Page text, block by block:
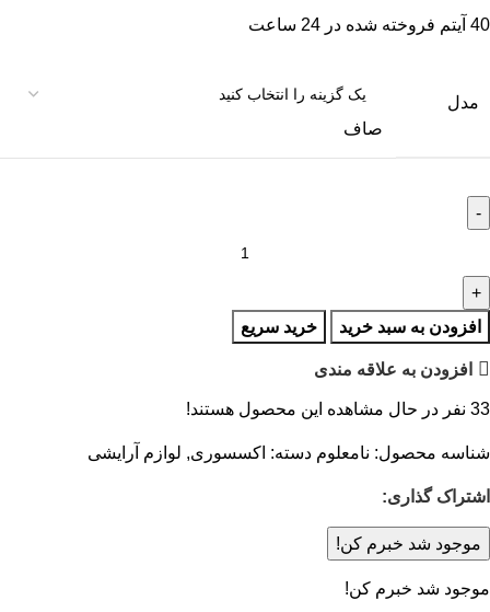
40 آیتم فروخته شده در 24 ساعت
مدل
صاف
افزودن به سبد خرید خرید سریع
افزودن به علاقه مندی
33 نفر در حال مشاهده این محصول هستند!
شناسه محصول: نامعلوم دسته: اکسسوری, لوازم آرایشی
اشتراک گذاری:
موجود شد خبرم کن!
موجود شد خبرم کن!